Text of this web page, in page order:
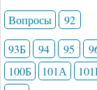
Вопросы
92
93Б
94 95
100Б
101А